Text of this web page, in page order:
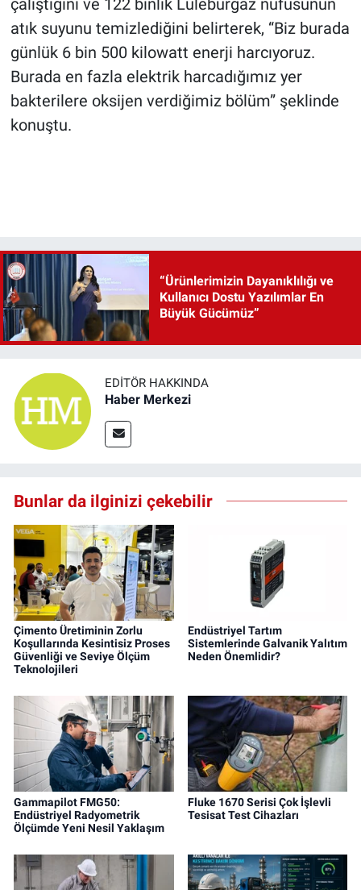
çalıştığını ve 122 binlik Lüleburgaz nüfusunun
atık suyunu temizlediğini belirterek, “Biz burada
günlük 6 bin 500 kilowatt enerji harcıyoruz.
Burada en fazla elektrik harcadığımız yer
bakterilere oksijen verdiğimiz bölüm” şeklinde
konuştu.
“Ürünlerimizin Dayanıklılığı ve
Kullanıcı Dostu Yazılımlar En
Büyük Gücümüz”
EDITÖR HAKKINDA
Haber Merkezi
Bunlar da ilginizi çekebilir
Çimento Üretiminin Zorlu
Koşullarında Kesintisiz Proses
Güvenliği ve Seviye Ölçüm
Teknolojileri
Endüstriyel Tartım
Sistemlerinde Galvanik Yalıtım
Neden Önemlidir?
Gammapilot FMG50:
Endüstriyel Radyometrik
Ölçümde Yeni Nesil Yaklaşım
Fluke 1670 Serisi Çok İşlevli
Tesisat Test Cihazları